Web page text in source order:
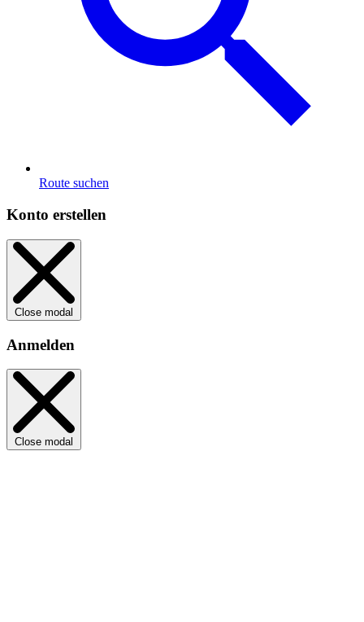
Route suchen
Konto erstellen
Close modal
Anmelden
Close modal